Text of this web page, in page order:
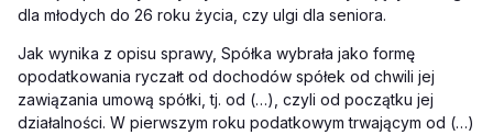
dla młodych do 26 roku życia, czy ulgi dla seniora.
Jak wynika z opisu sprawy, Spółka wybrała jako formę
opodatkowania ryczałt od dochodów spółek od chwili jej
zawiązania umową spółki, tj. od (…), czyli od początku jej
działalności. W pierwszym roku podatkowym trwającym od (…)